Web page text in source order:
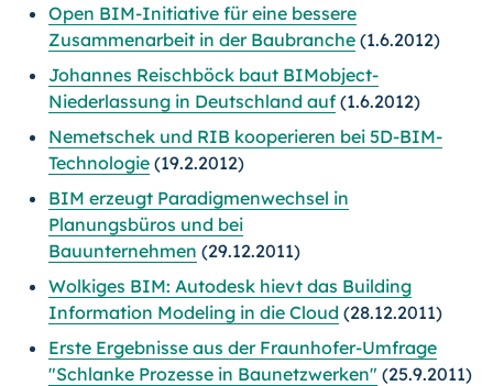
Open BIM-Initiative für eine bessere
Zusammenarbeit in der Baubranche (1.6.2012)
Johannes Reischböck baut BIMobject-
Niederlassung in Deutschland auf (1.6.2012)
Nemetschek und RIB kooperieren bei 5D-BIM-
Technologie (19.2.2012)
BIM erzeugt Paradigmenwechsel in
Planungsbüros und bei
Bauunternehmen (29.12.2011)
Wolkiges BIM: Autodesk hievt das Building
Information Modeling in die Cloud (28.12.2011)
Erste Ergebnisse aus der Fraunhofer-Umfrage
"Schlanke Prozesse in Baunetzwerken" (25.9.2011)